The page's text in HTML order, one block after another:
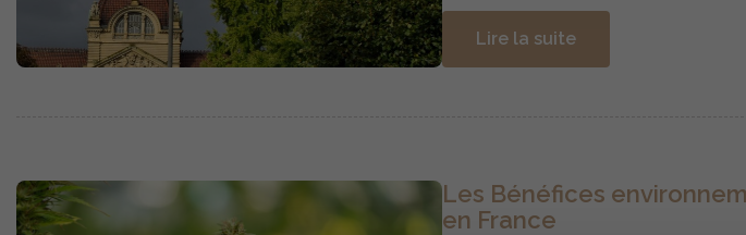
Lire la suite
Les Bénéfices
en France